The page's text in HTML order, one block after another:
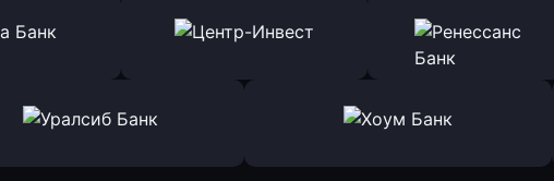
заявку
Оправить заявку
в Абсолют Банк
Оправить заявку
в Банк Авангард
заявку
Банк
Оправить заявку